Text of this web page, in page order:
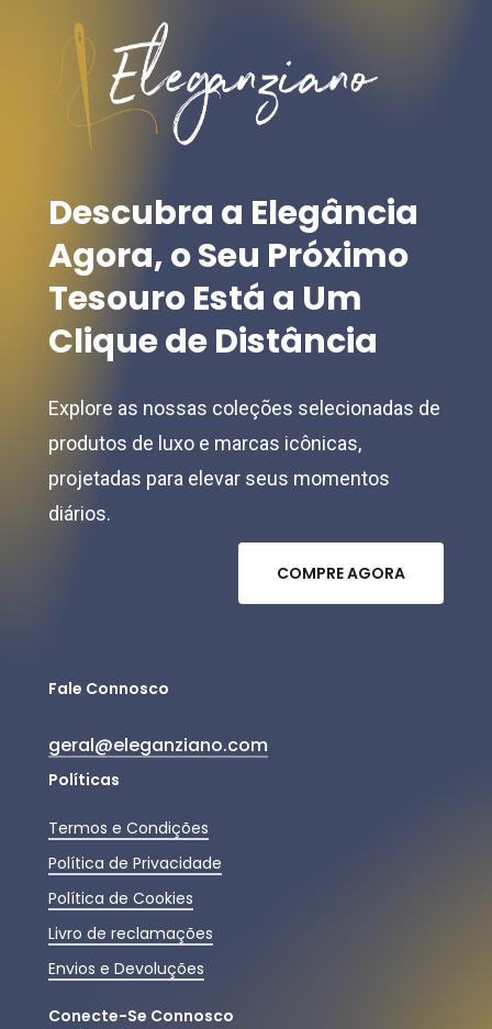
be
chosen
on
the
page
product
page
Descubra a Elegância
Agora,oSeu Próximo
TesouroEstá a Um
CliquedeDistância
Explore as nossas coleções selecionadas de
produtos de luxo e marcas icônicas,
projetadas para elevar seus momentos
diários.
COMPREAGORA
Fale Connosco
geral@eleganziano.com
Políticas
Termos e Condições
Política de Privacidade
Política de Cookies
Livro de reclamações
Envios e Devoluções
Conecte-Se Connosco